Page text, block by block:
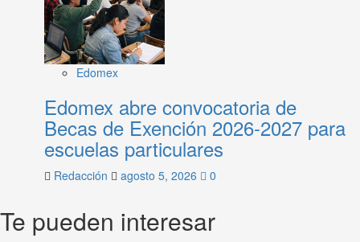
Edomex
Edomex abre convocatoria de
Becas de Exención 2026-2027 para
escuelas particulares
Redacción agosto 5, 2026 0
Te pueden interesar